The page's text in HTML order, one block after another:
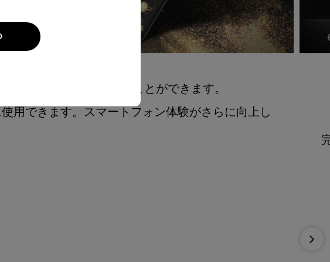
着。
リに簡単に取り付けることができます。
用できます。スマートフォン体験がさらに向上し
Next